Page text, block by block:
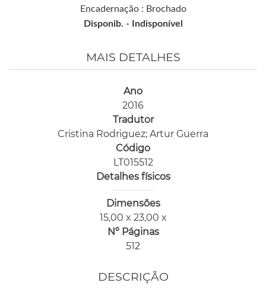
Encadernação : Brochado
Disponib. -
Indisponível
MAIS DETALHES
Ano
2016
Tradutor
Cristina Rodriguez; Artur Guerra
Código
LT015512
Detalhes físicos
Dimensões
15,00 x 23,00 x
Nº Páginas
512
DESCRIÇÃO